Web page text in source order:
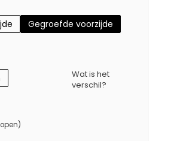
Gegroefde voorzijde
Wat is het
verschil?